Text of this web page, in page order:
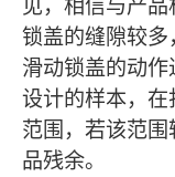
锁盖的缝隙较
滑动锁盖的动
设计的样本，
范围，若该范
品残余。